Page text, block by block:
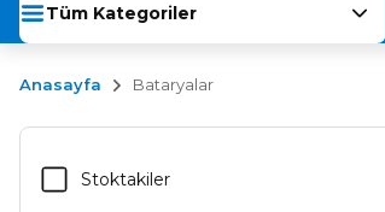
Tüm Kategoriler
Anasayfa Bataryalar
Stoktakiler